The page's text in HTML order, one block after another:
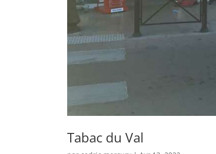
Tabac du Val